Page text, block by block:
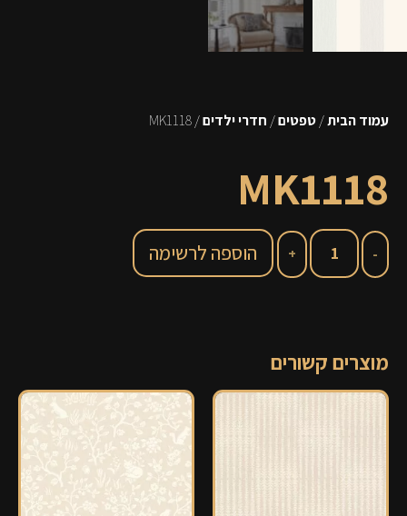
עמוד הבית/טפטים/חדרי ילדים/ MK1118
MK1118
הוספה לרשימה
מוצרים קשורים